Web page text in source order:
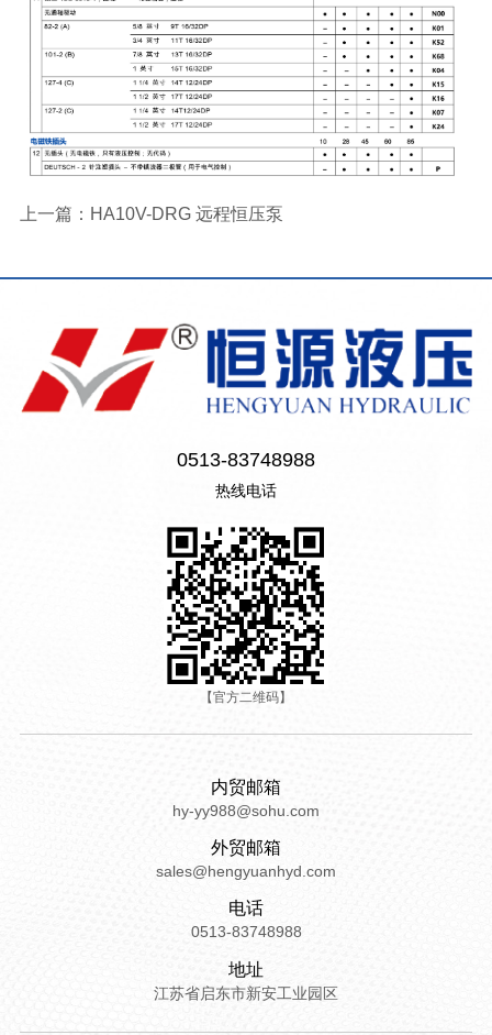
上一篇： HA10V-DRG 远程恒压泵
0513-83748988
热线电话
【官方二维码】
内贸邮箱
hy-yy988@sohu.com
外贸邮箱
sales@hengyuanhyd.com
电话
0513-83748988
地址
江苏省启东市新安工业园区